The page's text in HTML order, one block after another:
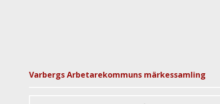
Varbergs Arbetarekommuns märkessamling